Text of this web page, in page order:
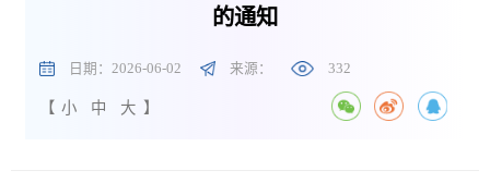
的通知
日期：2026-06-02 来源： 332
【 小 中 大 】